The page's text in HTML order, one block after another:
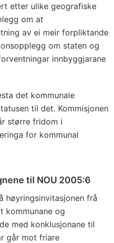
etter ulike geografiske
om at
av ei meir forpliktande
om staten og
innbyggjarane
det kommunale
til det. Kommisjonen
større fridom i
for kommunal
til NOU 2005:6
høyringsinvitasjonen frå
kommunane og
med konklusjonane til
går mot friare